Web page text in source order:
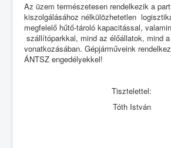
Az üzem természetesen rendelkezik a
kiszolgálásához nélkülözhetetlen
megfelelő hűtő-tároló kapacitással,
szállítóparkkal, mind az élőállatok, mind
vonatkozásában. Gépjárműveink
ÁNTSZ engedélyekkel!
Tisztelettel:
Tóth István